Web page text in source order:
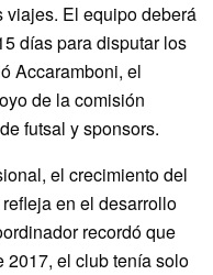
El equipo deberá
días para disputar los
Accaramboni, el
de la comisión
futsal y sponsors.
el crecimiento del
en el desarrollo
recordó que
2017, el club tenía solo